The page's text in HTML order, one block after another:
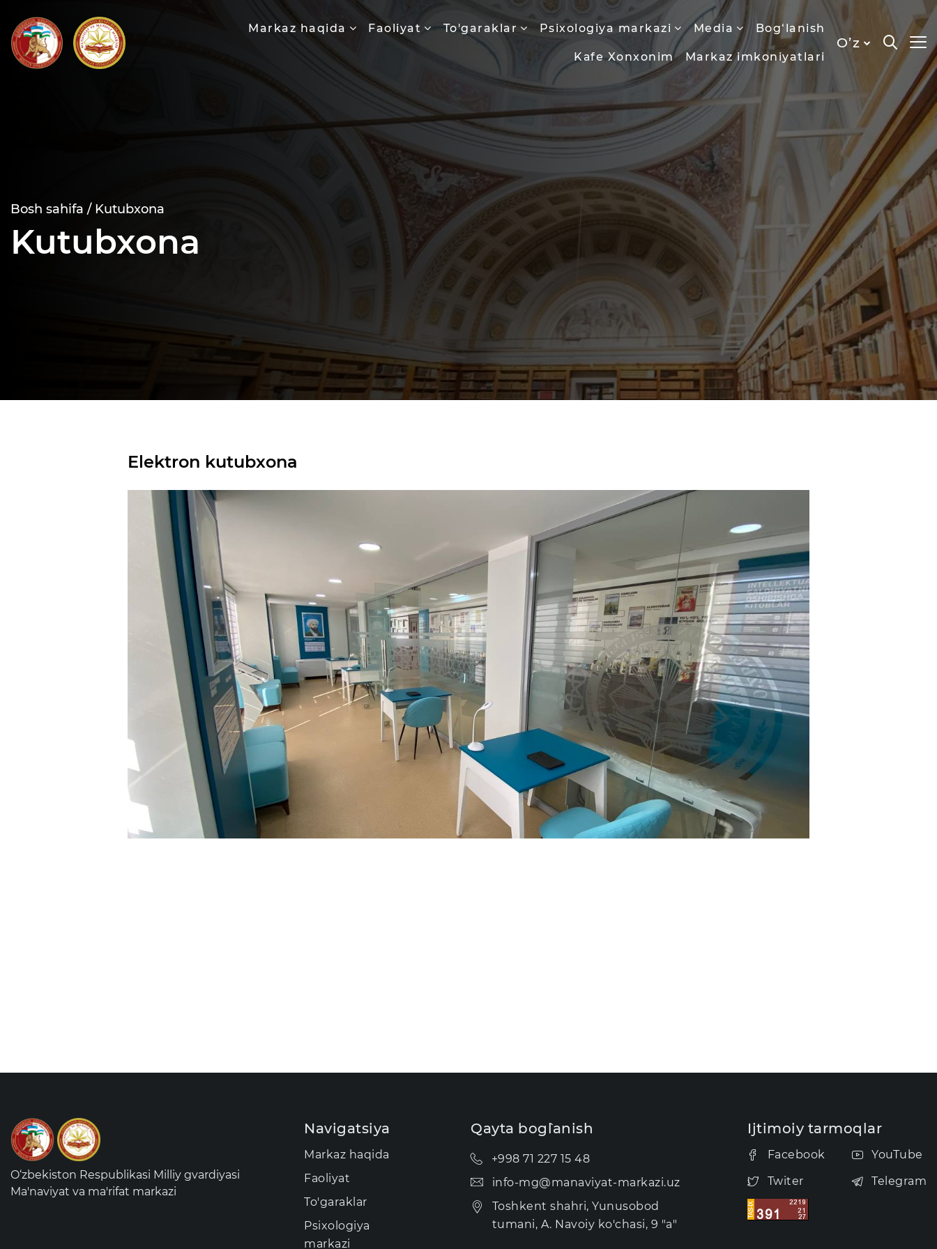
Markaz haqida Faoliyat To'garaklar Psixologiya markazi Media Bog‘lanish
Kаfе Xonxonim Markaz imkoniyatlari
O’z
Bosh sahifa / Kutubxona
Kutubxona
Elektron kutubxona
O‘zbekiston Respublikasi Milliy gvardiyasi
Ma'naviyat va ma'rifat markazi
Navigatsiya
Markaz haqida
Faoliyat
To'garaklar
Psixologiya
markazi
Qayta bog`lanish
+998 71 227 15 48
info-mg@manaviyat-markazi.uz
Toshkent shahri, Yunusobod
tumani, A. Navoiy ko'chasi, 9 "a"
Ijtimoiy tarmoqlar
Facebook
Twiter
YouTube
Telegram